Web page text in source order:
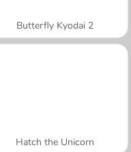
Butterfly Kyodai 2
Hatch the Unicorn